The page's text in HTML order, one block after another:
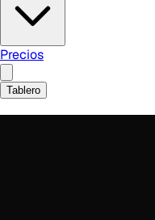
Precios
Tablero